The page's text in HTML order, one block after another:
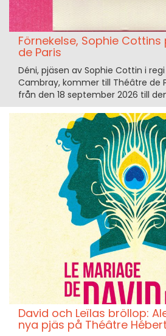
Förnekelse, Sophie
de Paris
Déni, pjäsen av Sophie Cottin i
Cambray, kommer till Théâtre de
från den 18 september 2026 till
David och Leïlas bröllop:
nya pjäs på Théâtre